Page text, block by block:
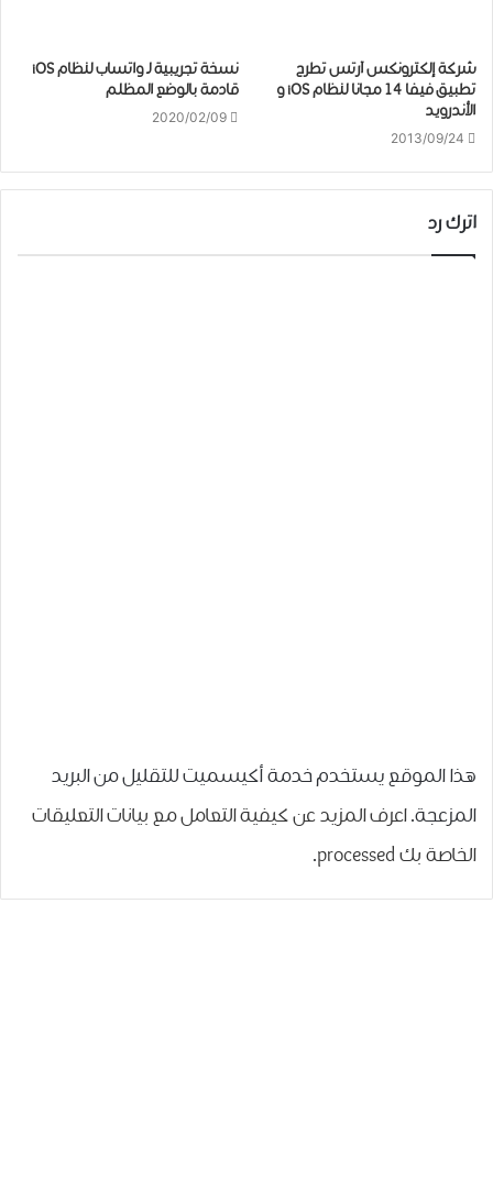
شركة إلكترونكس آرتس تطرح
تطبيق فيفا 14 مجانا لنظام iOS و
الأندرويد
2013/09/24
ﻧﺴﺨﺔ ﺗﺠﺮﻳﺒﻴﺔ لـ ﻭﺍﺗﺴﺎﺏ لنظام iOS
قادمة ﺑﺎﻟﻮﺿﻊ ﺍﻟﻤﻈﻠﻢ
2020/02/09
اترك رد
هذا الموقع يستخدم خدمة أكيسميت للتقليل من البريد
المزعجة.اعرف المزيد عن كيفية التعامل مع بيانات التعليقات
الخاصة بك processed
.